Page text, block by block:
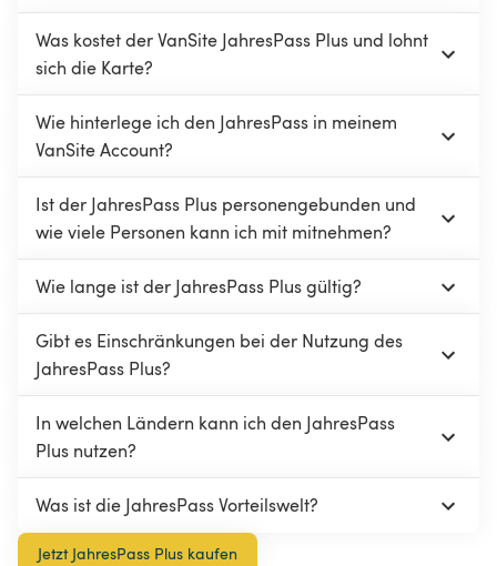
Was kostet der VanSite JahresPass Plus und lohnt
sich die Karte?
Wie hinterlege ich den JahresPass in meinem
VanSite Account?
Ist der JahresPass Plus personengebunden und
wie viele Personen kann ich mit mitnehmen?
Wie lange ist der JahresPass Plus gültig?
Gibt es Einschränkungen bei der Nutzung des
JahresPass Plus?
In welchen Ländern kann ich den JahresPass
Plus nutzen?
Was ist die JahresPass Vorteilswelt?
Jetzt JahresPass Plus kaufen